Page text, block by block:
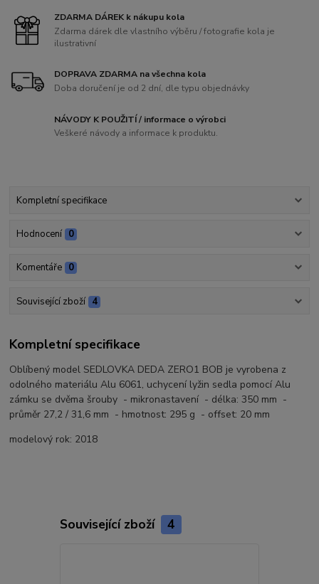
ZDARMA DÁREK k nákupu kola
Zdarma dárek dle vlastního výběru / fotografie kola je
ilustrativní
DOPRAVA ZDARMA na všechna kola
Doba doručení je od 2 dní, dle typu objednávky
NÁVODY K POUŽITÍ / informace o výrobci
Veškeré návody a informace k produktu.
Kompletní specifikace
Hodnocení 0
Komentáře 0
Související zboží 4
Kompletní specifikace
Oblíbený model SEDLOVKA DEDA ZERO1 BOB je vyrobena z
odolného materiálu Alu 6061, uchycení lyžin sedla pomocí Alu
zámku se dvěma šrouby - mikronastavení - délka: 350 mm -
průměr 27,2 / 31,6 mm - hmotnost: 295 g - offset: 20 mm
modelový rok: 2018
Související zboží 4